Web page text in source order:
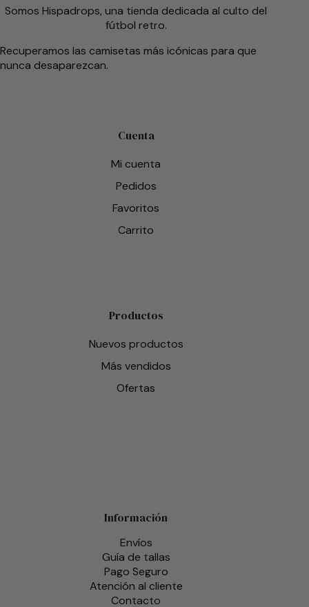
Somos Hispadrops, una tienda dedicada al culto del
fútbol retro.
Recuperamos las camisetas más icónicas para que
nunca desaparezcan.
Cuenta
Mi cuenta
Pedidos
Favoritos
Carrito
Productos
Nuevos productos
Más vendidos
Ofertas
Información
Envíos
Guía de tallas
Pago Seguro
Atención al cliente
Contacto